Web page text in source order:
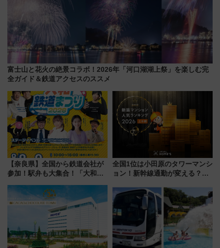
富士山と花火の絶景コラボ！2026年「河口湖湖上祭」を楽しむ完
全ガイド＆鉄道アクセスのススメ
【奈良県】全国から鉄道会社が
参加！駅弁も大集合！「大和鉄
に開催決定
全国1位は小田原のタワーマンシ
ョン！新幹線通勤が変える？
【新築マンション人気ランキン
グ】